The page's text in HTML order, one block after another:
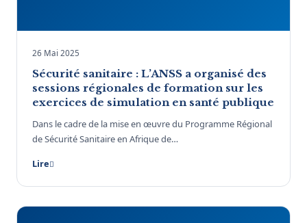
26 Mai 2025
Sécurité sanitaire : L’ANSS a organisé des
sessions régionales de formation sur les
exercices de simulation en santé publique
Dans le cadre de la mise en œuvre du Programme Régional
de Sécurité Sanitaire en Afrique de…
Lire